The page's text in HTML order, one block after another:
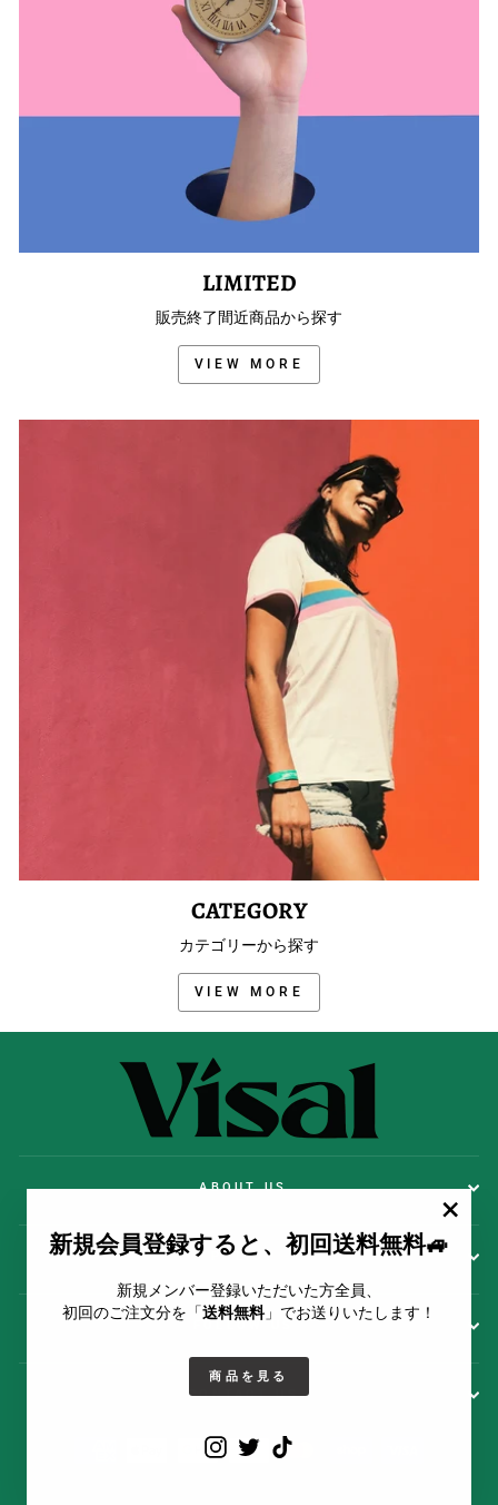
新規会員登録すると、初回送料無料🚙
新規メンバー登録いただいた方全員、
初回のご注文分を「送料無料」でお送りいたします！
商品を見る
Instagram
Twitter
LIMITED
販売終了間近商品から探す
VIEW MORE
CATEGORY
カテゴリーから探す
VIEW MORE
ABOUT US
POLICY
FOLLOW US
CONTACT US